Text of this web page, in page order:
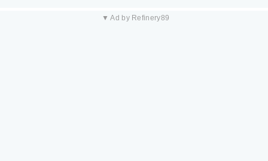
▼ Ad by Refinery89